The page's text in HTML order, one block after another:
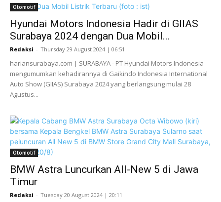
Otomotif
Hyundai Motors Indonesia Hadir di GIIAS
Surabaya 2024 dengan Dua Mobil...
Redaksi - Thursday 29 August 2024 | 06:51
hariansurabaya.com | SURABAYA - PT Hyundai Motors Indonesia
mengumumkan kehadirannya di Gaikindo Indonesia International
Auto Show (GIIAS) Surabaya 2024 yang berlangsung mulai 28
Agustus...
Otomotif
BMW Astra Luncurkan All-New 5 di Jawa
Timur
Redaksi - Tuesday 20 August 2024 | 20:11